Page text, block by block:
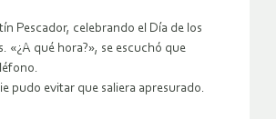
Pescador, celebrando el Día de los
«¿A qué hora?», se escuchó que
pudo evitar que saliera apresurado.